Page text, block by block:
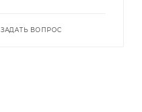
ЗАДАТЬ ВОПРОС